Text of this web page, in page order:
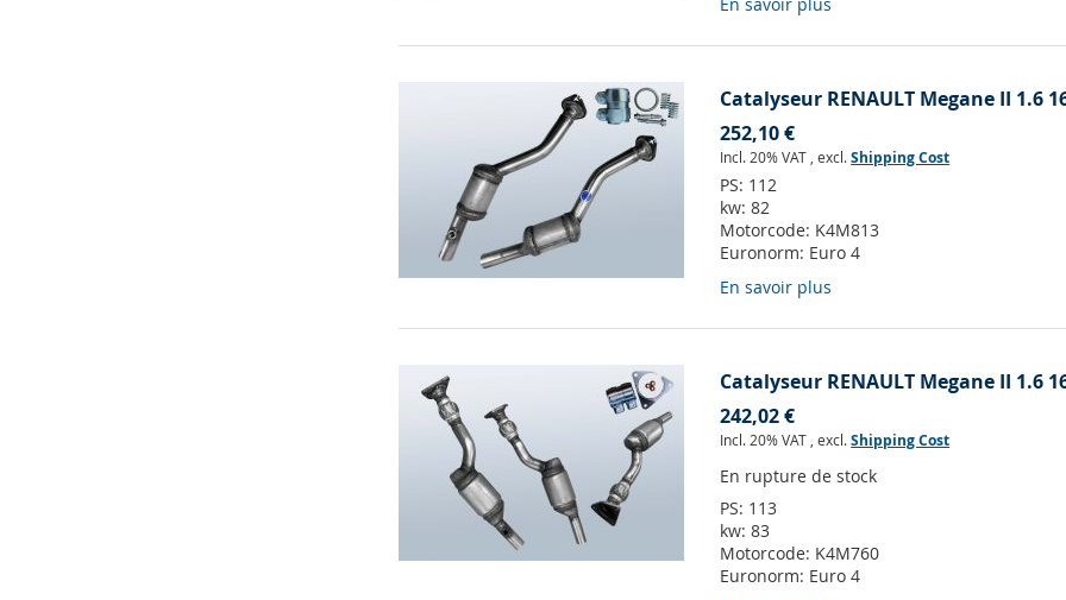
Catalyseur RENAULT Megane II 1.6
252,10 €
Incl. 20% VAT ,excl.Shipping Cost
PS: 112
kw:82
Motorcode: K4M813
Euronorm: Euro 4
En savoir plus
Catalyseur RENAULT Megane II 1.6
242,02 €
Incl. 20% VAT ,excl.Shipping Cost
En rupture de stock
PS: 113
kw:83
Motorcode: K4M760
Euronorm: Euro 4